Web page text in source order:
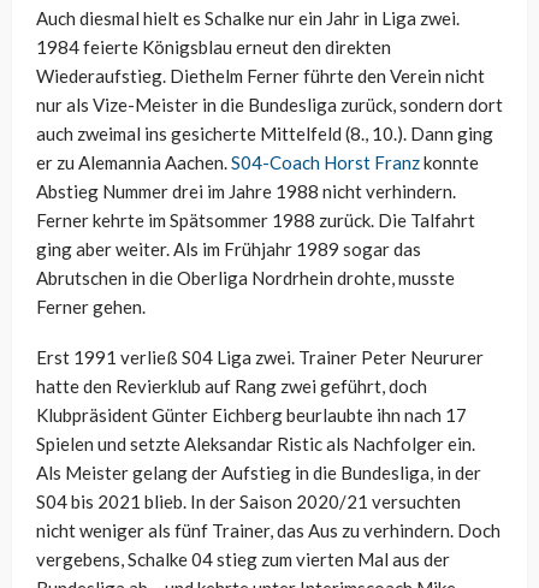
Auch diesmal hielt es Schalke nur ein Jahr in Liga zwei.
1984 feierte Königsblau erneut den direkten
Wiederaufstieg. Diethelm Ferner führte den Verein nicht
nur als Vize-Meister in die Bundesliga zurück, sondern dort
auch zweimal ins gesicherte Mittelfeld (8., 10.). Dann ging
er zu Alemannia Aachen.S04-Coach Horst Franzkonnte
Abstieg Nummer drei im Jahre 1988 nicht verhindern.
Ferner kehrte im Spätsommer 1988 zurück. Die Talfahrt
ging aber weiter. Als im Frühjahr 1989 sogar das
Abrutschen in die Oberliga Nordrhein drohte, musste
Ferner gehen.
Erst 1991 verließ S04 Liga zwei. Trainer Peter Neururer
hatte den Revierklub auf Rang zwei geführt, doch
Klubpräsident Günter Eichberg beurlaubte ihn nach 17
Spielen und setzteAleksandar Ristic als Nachfolger ein.
Als Meister gelang der Aufstieg in die Bundesliga, in der
S04 bis 2021 blieb. In der Saison 2020/21 versuchten
nicht weniger als fünf Trainer, das Aus zu verhindern. Doch
vergebens, Schalke 04 stieg zum vierten Mal aus der